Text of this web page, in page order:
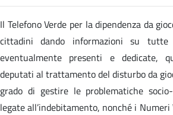
Il Telefono Verde per la dipendenza da
cittadini dando informazioni su
eventualmente presenti e dedicate,
deputati al trattamento del disturbo da
grado di gestire le problematiche
legate all’indebitamento, nonché i